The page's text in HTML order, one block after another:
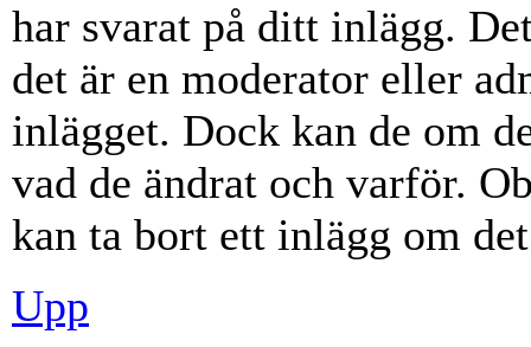
har svarat på ditt inlägg.
det är en moderator eller
inlägget. Dock kan de om
vad de ändrat och varför.
kan ta bort ett inlägg om
Upp